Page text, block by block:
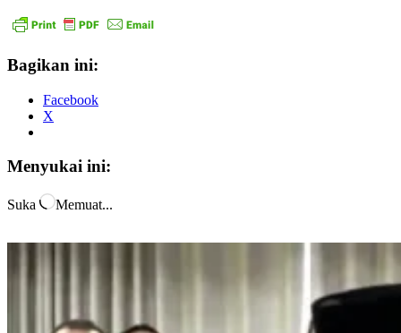
Bagikan ini:
Facebook
X
Menyukai ini:
Suka Memuat...